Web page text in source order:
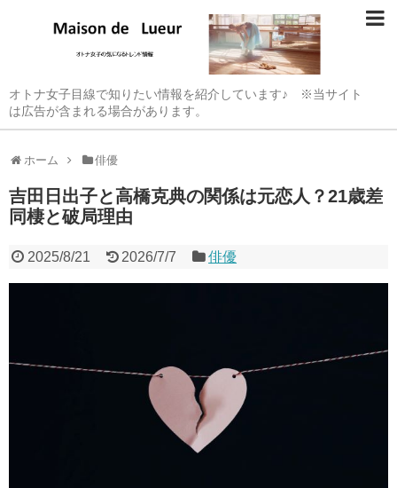
オトナ女子目線で知りたい情報を紹介しています♪ ※当サイト
は広告が含まれる場合があります。
ホーム 俳優
吉田日出子と高橋克典の関係は元恋人？21歳差
同棲と破局理由
2025/8/21 2026/7/7 俳優